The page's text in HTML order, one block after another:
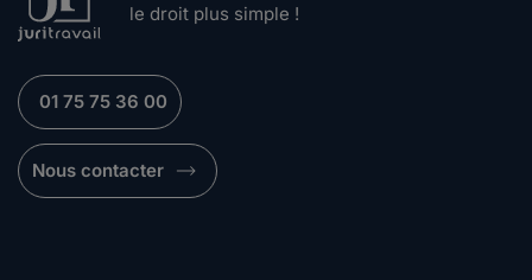
le droit plus simple !
01 75 75 36 00
Nous contacter